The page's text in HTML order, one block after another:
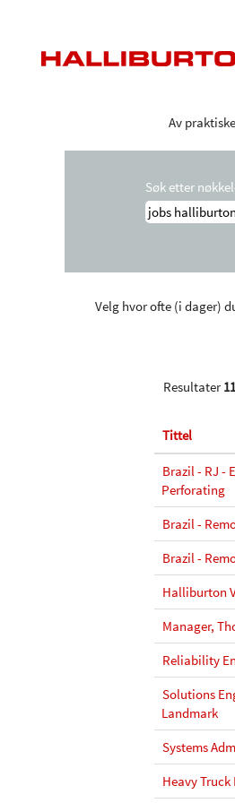
Av
Søk etter
Velg hvor ofte (i dager)
Resultater
Tittel
Brazil - RJ -
Perforating
Brazil -
Brazil -
Halliburton
Manager,
Reliability
Solutions
Landmark
Systems
Heavy Truck